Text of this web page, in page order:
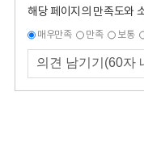
해당 페이지의 만족도와
매우만족 만족 보통